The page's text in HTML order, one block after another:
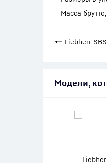
Масса
← Liebherr
Модели,